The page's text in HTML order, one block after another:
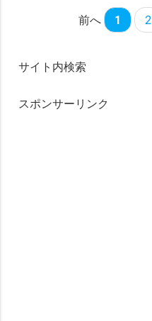
前へ 1 2
サイト内検索
スポンサーリンク